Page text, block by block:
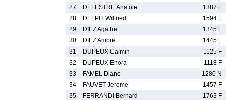
27
DELESTRE Anatole
1387 F
28
DELPIT Wilfried
1594 F
29
DIEZ Agathe
1345 F
30
DIEZ Ambre
1445 F
31
DUPEUX Calmin
1125 F
32
DUPEUX Enora
1118 F
33
FAMEL Diane
1280 N
34
FAUVET Jerome
1457 F
35
FERRANDI Bernard
1763 F